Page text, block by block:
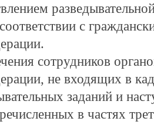
с
сотрудников
не входящих в
заданий и
в частях